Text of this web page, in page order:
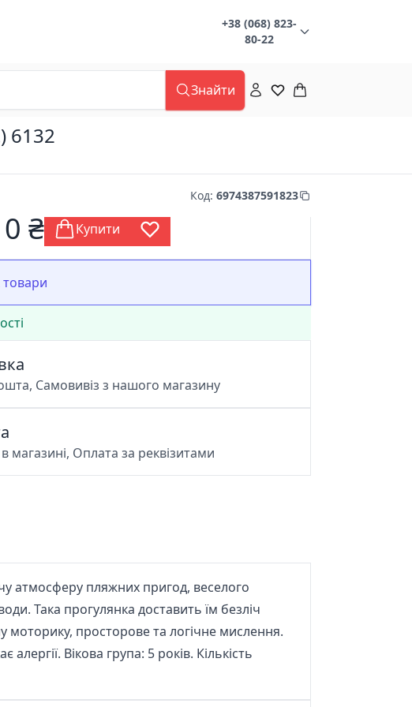
+38 (068) 823-
80-22
Знайти
6132
Код: 6974387591823
₴ Купити
Самовивіз з нашого магазину
магазині, Оплата за реквізитами
атмосферу пляжних пригод, веселого
Така прогулянка доставить їм безліч
моторику, просторове та логічне мислення.
Вікова група: 5 років. Кількість